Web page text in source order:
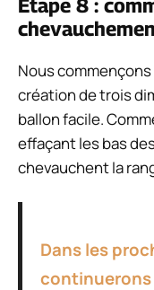
Étape 8 :
Nous
création de trois
ballon facile.
effaçant les bas
chevauchent la
Dans les
continuerons